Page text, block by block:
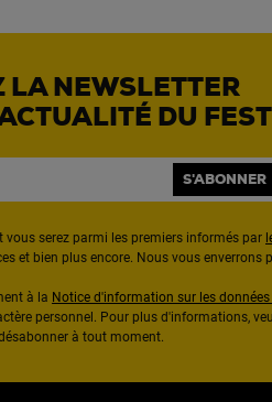
LA NEWSLETTER
DU
S'ABONNER
serez parmi les premiers informés par
et bien plus encore. Nous vous
à la Notice d'information sur les
personnel. Pour plus d'informations,
à tout moment.